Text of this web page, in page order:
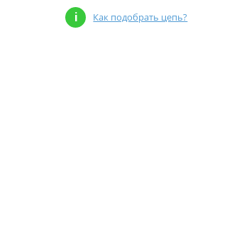
i
Как подобрать цепь?